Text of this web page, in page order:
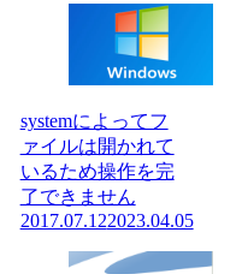
systemによってフ
ァイルは開かれて
いるため操作を完
了できません
2017.07.122023.04.05